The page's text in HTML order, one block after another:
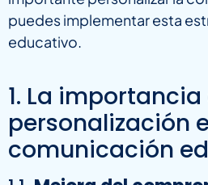
puedes implementar esta
educativo.
1. La importancia
personalización
comunicación